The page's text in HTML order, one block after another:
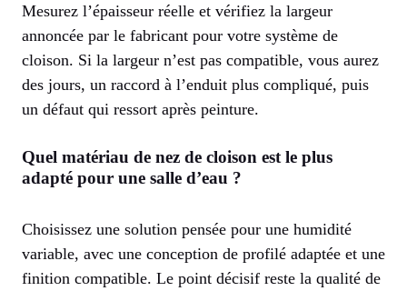
Mesurez l’épaisseur réelle et vérifiez la largeur
annoncée par le fabricant pour votre système de
cloison. Si la largeur n’est pas compatible, vous aurez
des jours, un raccord à l’enduit plus compliqué, puis
un défaut qui ressort après peinture.
Quel matériau de nez de cloison est le plus
adapté pour une salle d’eau ?
Choisissez une solution pensée pour une humidité
variable, avec une conception de profilé adaptée et une
finition compatible. Le point décisif reste la qualité de